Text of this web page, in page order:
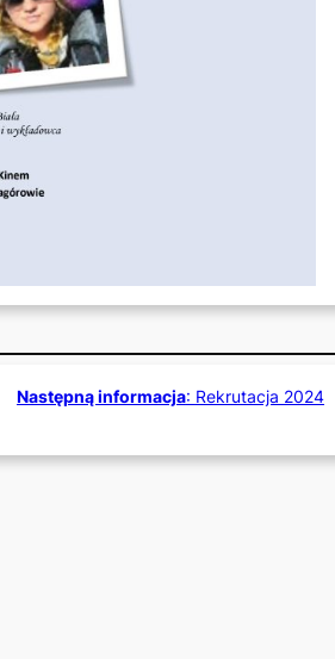
Następną informacja: Rekrutacja 2024